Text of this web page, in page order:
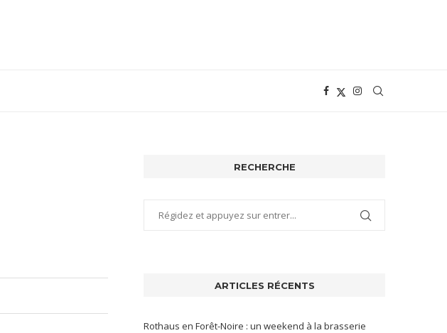
RECHERCHE
ARTICLES RÉCENTS
Rothaus en Forêt-Noire : un weekend à la brasserie